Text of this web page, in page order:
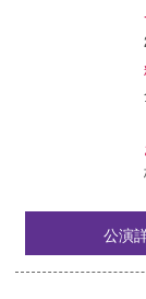
公演